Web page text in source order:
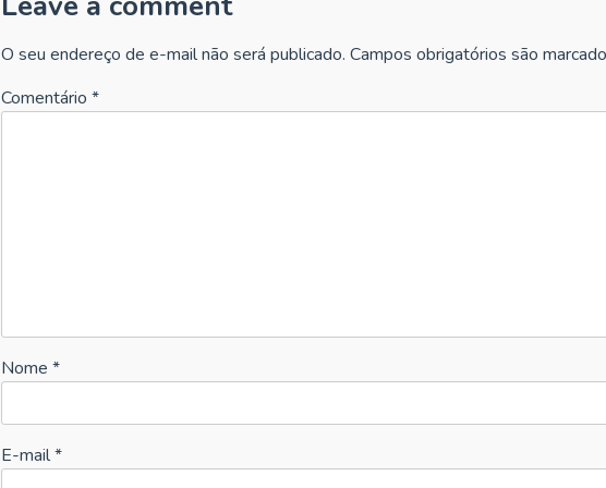
O seu endereço de e-mail não será publicado. Campos obrigatórios são
Comentário *
Nome *
E-mail*